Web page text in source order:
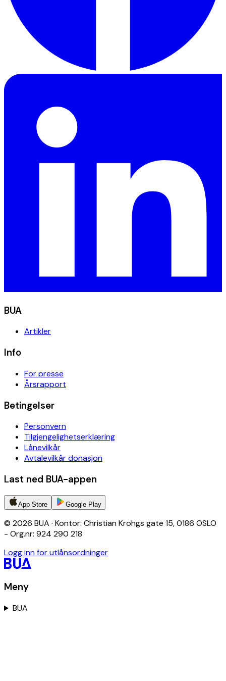
BUA
Artikler
Info
For presse
Årsrapport
Betingelser
Personvern
Tilgjengelighetserklæring
Lånevilkår
Avtalevilkår donasjon
Last ned BUA-appen
App Store Google Play
© 2026 BUA · Kontor: Christian Krohgs gate 15, 0186 OSLO
- Org.nr: 924 290 218
Logg inn for utlånsordninger
Meny
BUA